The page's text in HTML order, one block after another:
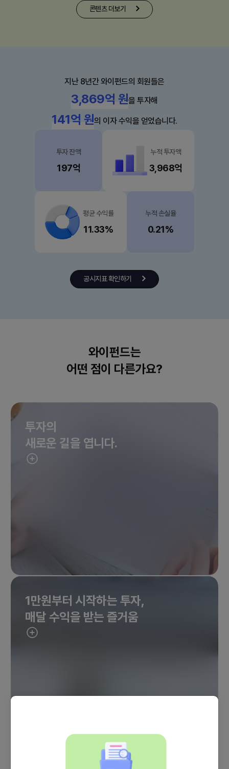
콘텐츠 더보기
지난 8년간 와이펀드의 회원들은
3,968억 원을 투자해
141억 원의 이자 수익을 얻었습니다.
투자 잔액
197억
누적 투자액
3,968억
평균 수익률
11.33%
누적 손실율
0.21%
공시지표 확인하기
와이펀드는
어떤 점이 다른가요?
투자의
새로운 길을 엽니다.
1만원부터 시작하는 투자,
매달 수익을 받는 즐거움